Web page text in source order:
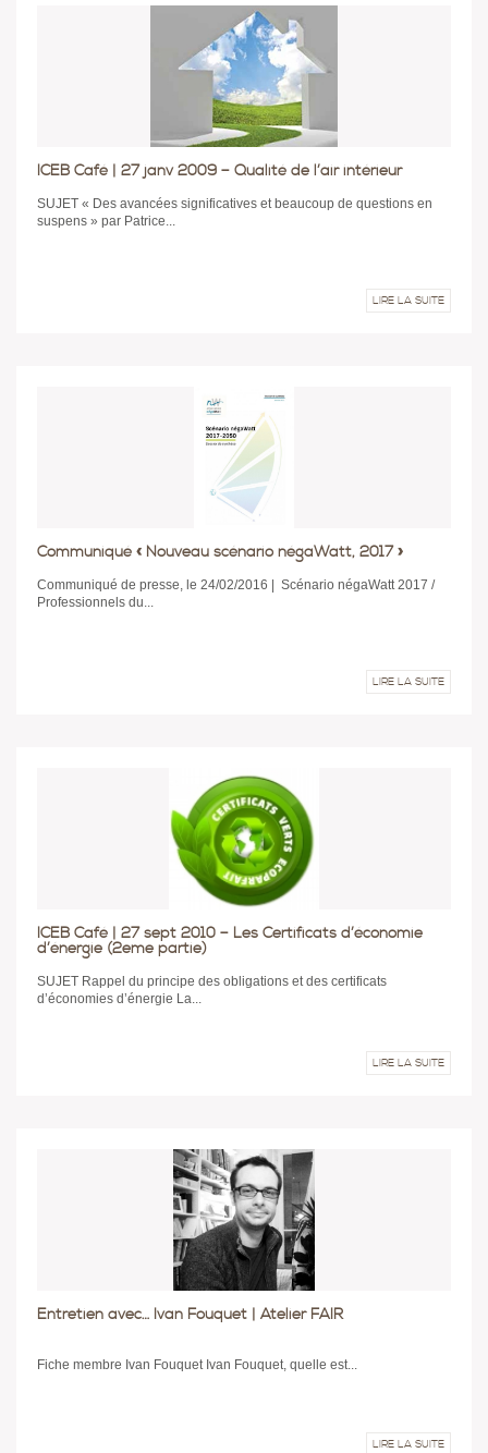
ICEB Café | 27 janv 2009 – Qualité de l’air intérieur
SUJET « Des avancées significatives et beaucoup de questions en
suspens » par Patrice...
LIRE LA SUITE
Communiqué « Nouveau scénario négaWatt, 2017 »
Communiqué de presse, le 24/02/2016 | Scénario négaWatt 2017 /
Professionnels du...
LIRE LA SUITE
ICEB Café | 27 sept 2010 – Les Certificats d’économie
d’énergie (2eme partie)
SUJET Rappel du principe des obligations et des certificats
d’économies d’énergie La...
LIRE LA SUITE
Entretien avec… Ivan Fouquet | Atelier FAIR
Fiche membre Ivan Fouquet Ivan Fouquet, quelle est...
LIRE LA SUITE